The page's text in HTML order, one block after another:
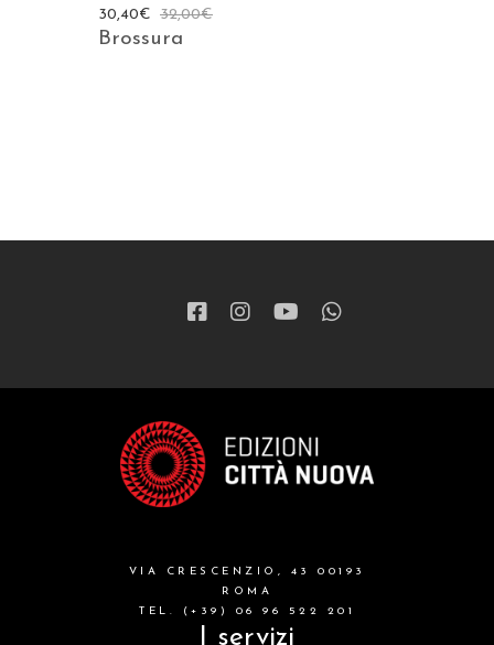
32,00€
30,40€
Brossura
VIA CRESCENZIO, 43 00193
ROMA
TEL. (+39) 06 96 522 201
I servizi